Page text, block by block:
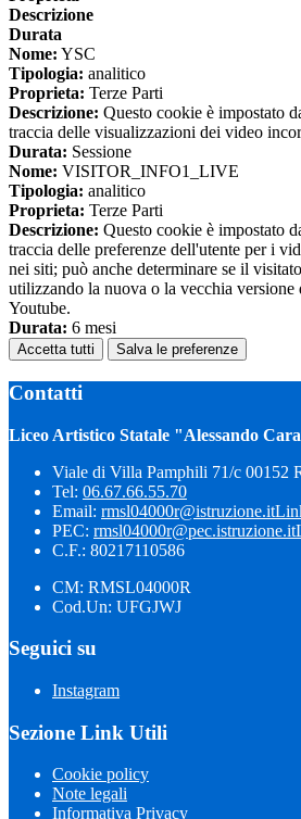
Descrizione
Durata
Nome: YSC
Tipologia: analitico
Proprieta: Terze Parti
Descrizione: Questo cookie è impostato
traccia delle visualizzazioni dei video
Durata: Sessione
Nome: VISITOR_INFO1_LIVE
Tipologia: analitico
Proprieta: Terze Parti
Descrizione: Questo cookie è impostato
traccia delle preferenze dell'utente per i
nei siti; può anche determinare se il
utilizzando la nuova o la vecchia versione
Youtube.
Durata: 6 mesi
Accetta tutti Salva le preferenze
Contatti
Liceo Artistico Statale "Alessando
Viale di Villa Pamphili 71/c 00152
Tel: 06.67.66.55.70
Email: rmsl04000r@istruzione.it
PEC: rmsl04000r@pec.istruzione.it
C.F.: 80217110586
CM: RMSL04000R
Cod.Un: UFGJWJ
Seguici su
Instagram
Sezione Link Utili
Cookie policy
Note legali
Informativa Privacy